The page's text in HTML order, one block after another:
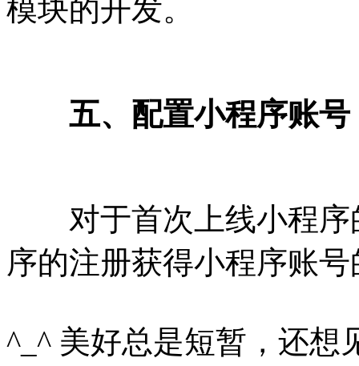
模块的开发。
五、配置小程序账号
对于首次上线小程序
序的注册获得小程序账号
^_^ 美好总是短暂，还想